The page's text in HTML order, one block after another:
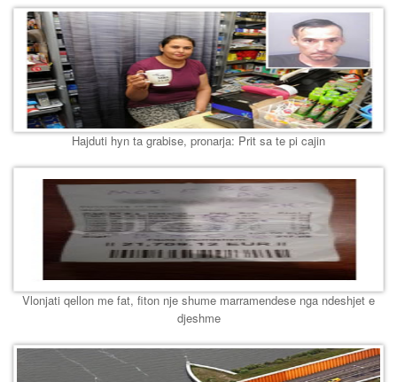
Hajduti hyn ta grabise, pronarja: Prit sa te pi cajin
Vlonjati qellon me fat, fiton nje shume marramendese nga ndeshjet e
djeshme